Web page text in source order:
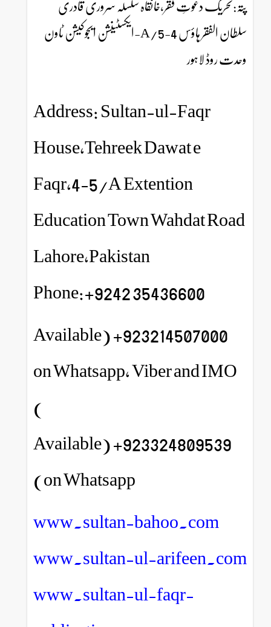
پتہ:تحریک دعوتِ فقر،خانقاہ سلسلہ سروری قادری
سلطان الفقر ہاؤس 4-5/A-ایکسٹینشن ایجوکیشن ٹاون
وحدت روڈ لاہور
Address: Sultan-ul-Faqr
House,Tehreek Dawat e
Faqr,4-5/A Extention
Education Town Wahdat Road
Lahore,Pakistan
Phone:+9242 35436600
923214507000+ (Available
on Whatsapp, Viber and IMO
)
923324809539+ (Available
on Whatsapp)
www.sultan-bahoo.com
www.sultan-ul-arifeen.com
www.sultan-ul-faqr-